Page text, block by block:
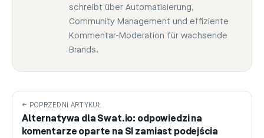
schreibt über Automatisierung,
Community Management und effiziente
Kommentar-Moderation für wachsende
Brands.
← POPRZEDNI ARTYKUŁ
Alternatywa dla Swat.io: odpowiedzi na
komentarze oparte na SI zamiast podejścia